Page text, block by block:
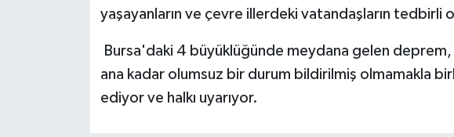
yaşayanların ve çevre illerdeki vatandaşların tedbirli
Bursa'daki 4 büyüklüğünde meydana gelen
ana kadar olumsuz bir durum bildirilmiş olmamakla
ediyor ve halkı uyarıyor.